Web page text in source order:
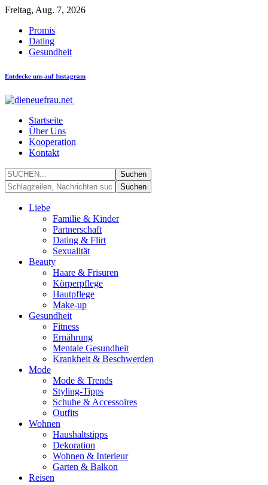
Freitag, Aug. 7, 2026
Promis
Dating
Gesundheit
Entdecke uns auf Instagram
Startseite
Über Uns
Kooperation
Kontakt
Liebe
Familie & Kinder
Partnerschaft
Dating & Flirt
Sexualität
Beauty
Haare & Frisuren
Körperpflege
Hautpflege
Make-up
Gesundheit
Fitness
Ernährung
Mentale Gesundheit
Krankheit & Beschwerden
Mode
Mode & Trends
Styling-Tipps
Schuhe & Accessoires
Outfits
Wohnen
Haushaltstipps
Dekoration
Wohnen & Interieur
Garten & Balkon
Reisen